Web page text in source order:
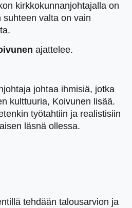
kirkkokunnanjohtajalla on
valta on vain
ajattelee.
johtaa ihmisiä, jotka
kulttuuria, Koivunen lisää.
työtahtiin ja realistisiin
läsnä ollessa.
tehdään talousarvion ja